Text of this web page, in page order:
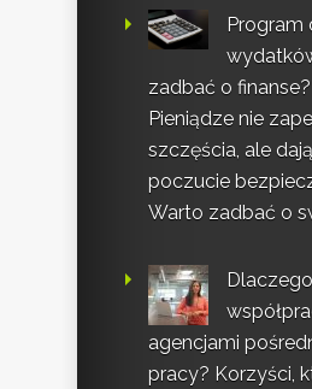
Program
zadbać o finanse?
Pieniądze nie
szczęścia, ale
poczucie
Warto zadbać o
agencjami
pracy? Korzyści,